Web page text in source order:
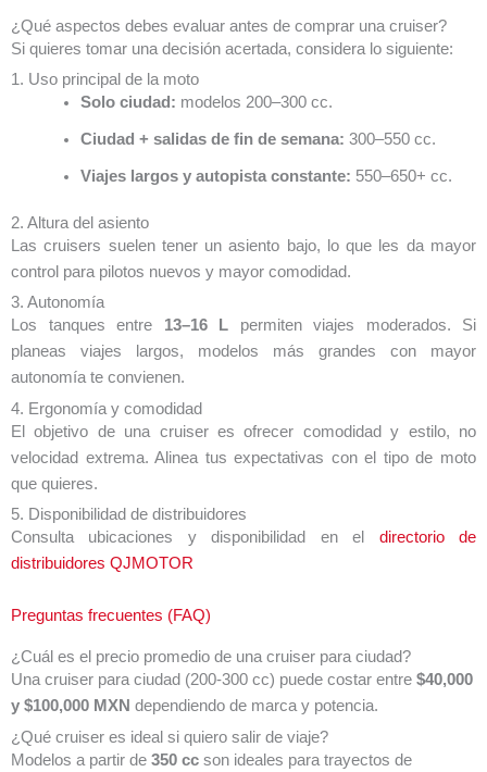
¿Qué aspectos debes evaluar antes de comprar una cruiser?
Si quieres tomar una decisión acertada, considera lo siguiente:
1. Uso principal de la moto
Solo ciudad: modelos 200–300 cc.
Ciudad + salidas de fin de semana: 300–550 cc.
Viajes largos y autopista constante: 550–650+ cc.
2. Altura del asiento
Las cruisers suelen tener un asiento bajo, lo que les da mayor
control para pilotos nuevos y mayor comodidad.
3. Autonomía
Los tanques entre 13–16 L permiten viajes moderados. Si
planeas viajes largos, modelos más grandes con mayor
autonomía te convienen.
4. Ergonomía y comodidad
El objetivo de una cruiser es ofrecer comodidad y estilo, no
velocidad extrema. Alinea tus expectativas con el tipo de moto
que quieres.
5. Disponibilidad de distribuidores
Consulta ubicaciones y disponibilidad en el directorio de
distribuidores QJMOTOR
Preguntas frecuentes (FAQ)
¿Cuál es el precio promedio de una cruiser para ciudad?
Una cruiser para ciudad (200-300 cc) puede costar entre $40,000
y $100,000 MXN dependiendo de marca y potencia.
¿Qué cruiser es ideal si quiero salir de viaje?
Modelos a partir de 350 cc son ideales para trayectos de